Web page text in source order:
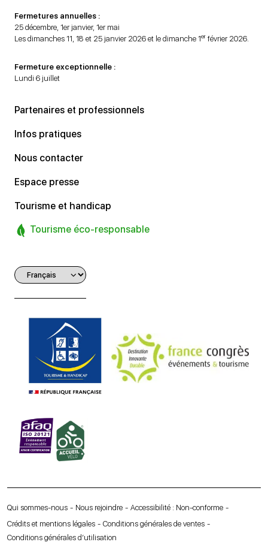
Fermetures annuelles :
25 décembre, 1er janvier, 1er mai
Les dimanches 11, 18 et 25 janvier 2026 et le dimanche 1er février 2026.
Fermeture exceptionnelle :
Lundi 6 juillet
Partenaires et professionnels
Infos pratiques
Nous contacter
Espace presse
Tourisme et handicap
Tourisme éco-responsable
Qui sommes-nous Nous rejoindre
Accessibilité : Non-conforme
Crédits et mentions légales
Conditions générales de ventes
Conditions générales d’utilisation